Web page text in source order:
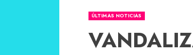
ÚLTIMAS NOTICIAS